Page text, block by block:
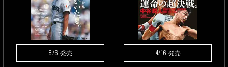
8/6 発売 4/16 発売